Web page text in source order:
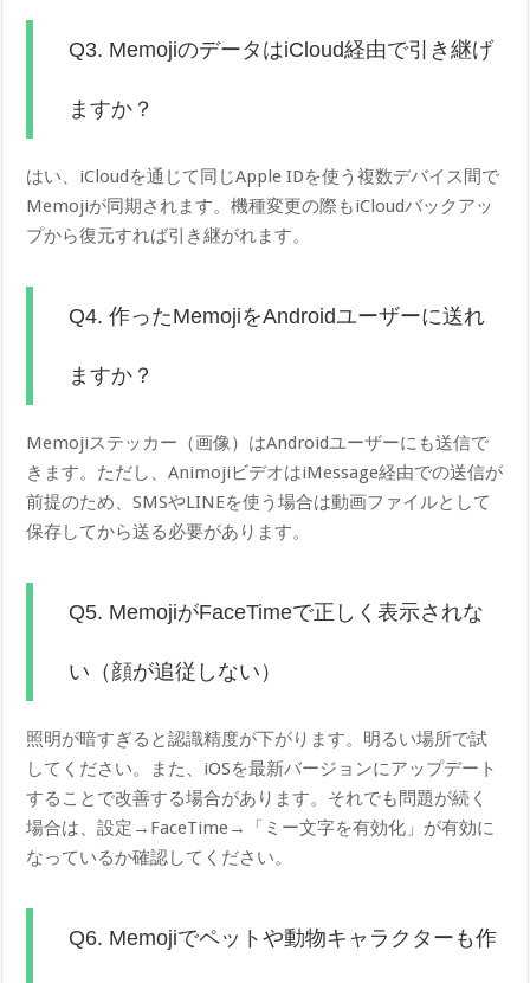
Q3. MemojiのデータはiCloud経由で引き継げ
ますか？
はい、iCloudを通じて同じApple IDを使う複数デバイス間で
Memojiが同期されます。機種変更の際もiCloudバックアッ
プから復元すれば引き継がれます。
Q4. 作ったMemojiをAndroidユーザーに送れ
ますか？
Memojiステッカー（画像）はAndroidユーザーにも送信で
きます。ただし、AnimojiビデオはiMessage経由での送信が
前提のため、SMSやLINEを使う場合は動画ファイルとして
保存してから送る必要があります。
Q5. MemojiがFaceTimeで正しく表示されな
い（顔が追従しない）
照明が暗すぎると認識精度が下がります。明るい場所で試
してください。また、iOSを最新バージョンにアップデート
することで改善する場合があります。それでも問題が続く
場合は、設定→FaceTime→「ミー文字を有効化」が有効に
なっているか確認してください。
Q6. Memojiでペットや動物キャラクターも作